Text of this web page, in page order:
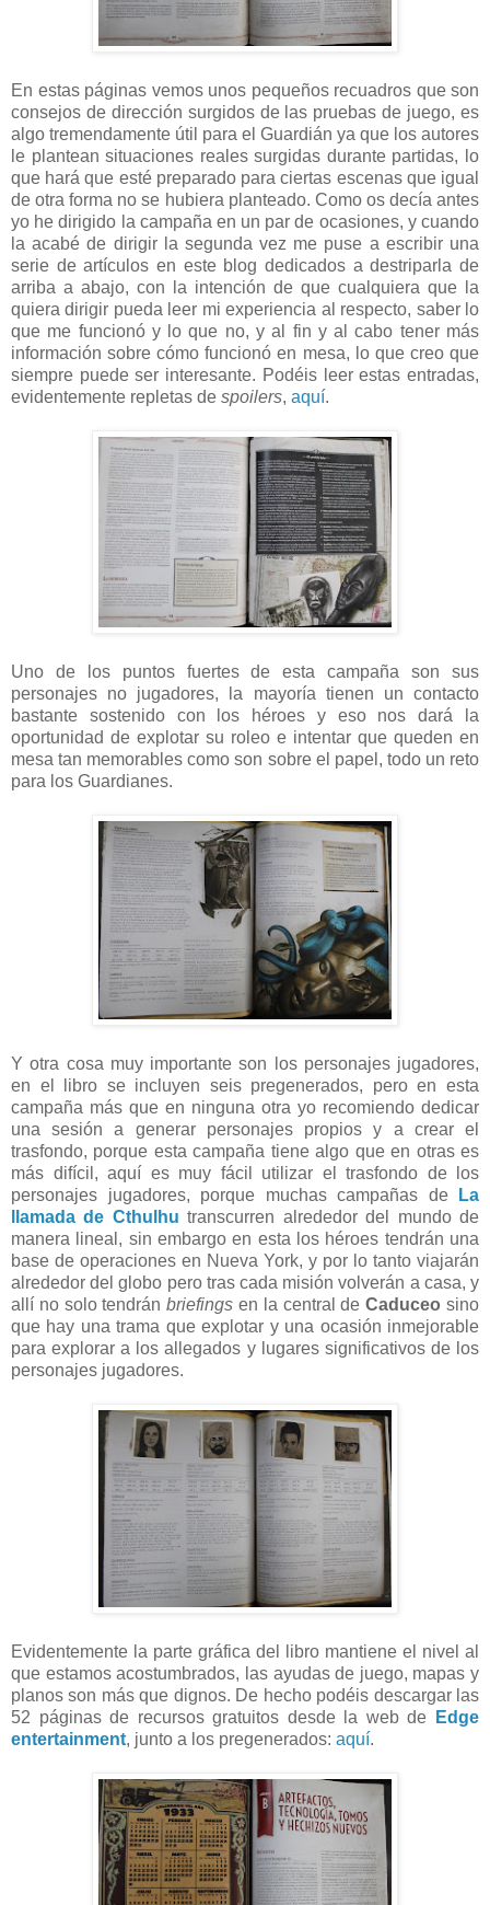
En estas páginas vemos unos pequeños recuadros que son
consejos de dirección surgidos de las pruebas de juego, es
algo tremendamente útil para el Guardián ya que los autores
le plantean situaciones reales surgidas durante partidas, lo
que hará que esté preparado para ciertas escenas que igual
de otra forma no se hubiera planteado. Como os decía antes
yo he dirigido la campaña en un par de ocasiones, y cuando
la acabé de dirigir la segunda vez me puse a escribir una
serie de artículos en este blog dedicados a destriparla de
arriba a abajo, con la intención de que cualquiera que la
quiera dirigir pueda leer mi experiencia al respecto, saber lo
que me funcionó y lo que no, y al fin y al cabo tener más
información sobre cómo funcionó en mesa, lo que creo que
siempre puede ser interesante. Podéis leer estas entradas,
evidentemente repletas de spoilers, aquí.
Uno de los puntos fuertes de esta campaña son sus
personajes no jugadores, la mayoría tienen un contacto
bastante sostenido con los héroes y eso nos dará la
oportunidad de explotar su roleo e intentar que queden en
mesa tan memorables como son sobre el papel, todo un reto
para los Guardianes.
Y otra cosa muy importante son los personajes jugadores,
en el libro se incluyen seis pregenerados, pero en esta
campaña más que en ninguna otra yo recomiendo dedicar
una sesión a generar personajes propios y a crear el
trasfondo, porque esta campaña tiene algo que en otras es
más difícil, aquí es muy fácil utilizar el trasfondo de los
personajes jugadores, porque muchas campañas de
La
llamada de Cthulhu transcurren alrededor del mundo de
manera lineal, sin embargo en esta los héroes tendrán una
base de operaciones en Nueva York, y por lo tanto viajarán
alrededor del globo pero tras cada misión volverán a casa, y
allí no solo tendránbriefings en la central deCaduceo sino
que hay una trama que explotar y una ocasión inmejorable
para explorar a los allegados y lugares significativos de los
personajes jugadores.
Evidentemente la parte gráfica del libro mantiene el nivel al
que estamos acostumbrados, las ayudas de juego, mapas y
planos son más que dignos. De hecho podéis descargar las
52 páginas de recursos gratuitos desde la web de
Edge
entertainment, junto a los pregenerados: aquí.